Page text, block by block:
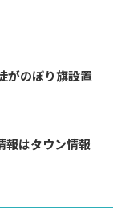
がのぼり旗設置
報はタウン情報